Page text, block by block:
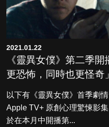
2021.01.22
《靈異女僕》第二季開
更恐怖，同時也更怪奇」
以下有《靈異女僕》首季劇
Apple TV+ 原創心理驚悚影
於在本月中開播第...